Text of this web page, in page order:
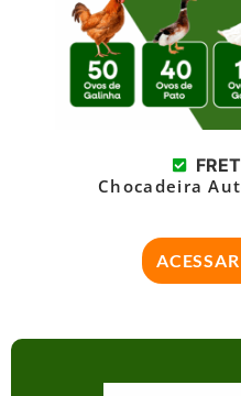
Chocadeira